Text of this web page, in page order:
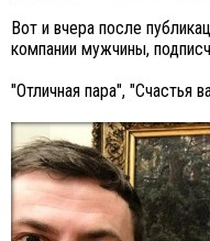
Вот и вчера после
компании мужчины,
"Отличная пара", "Счастья